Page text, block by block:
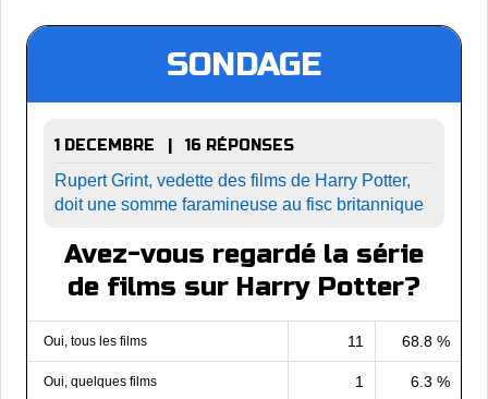
SONDAGE
1 DECEMBRE | 16 RÉPONSES
Rupert Grint, vedette des films de Harry Potter,
doit une somme faramineuse au fisc britannique
Avez-vous regardé la série
de films sur Harry Potter?
Oui, tous les films 11 68.8 %
Oui, quelques films 1 6.3 %